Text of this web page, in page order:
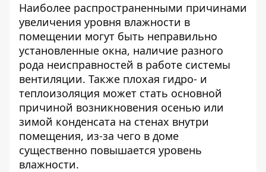
Наиболее распространенными причинами
увеличения уровня влажности в
помещении могут быть неправильно
установленные окна, наличие разного
рода неисправностей в работе системы
вентиляции. Также плохая гидро- и
теплоизоляция может стать основной
причиной возникновения осенью или
зимой конденсата на стенах внутри
помещения, из-за чего в доме
существенно повышается уровень
влажности.